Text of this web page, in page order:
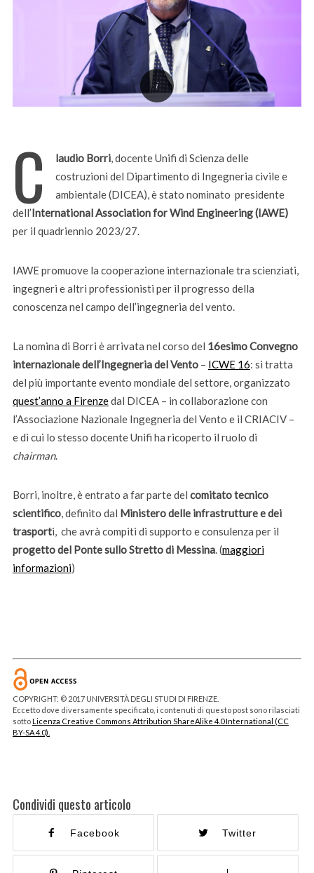
C laudio Borri, docente Unifi di Scienza delle
costruzioni del Dipartimento di Ingegneria civile e
ambientale (DICEA), è stato nominato presidente
dell’International Association for Wind Engineering (IAWE)
per il quadriennio 2023/27.
IAWE promuove la cooperazione internazionale tra scienziati,
ingegneri e altri professionisti per il progresso della
conoscenza nel campo dell’ingegneria del vento.
La nomina di Borri è arrivata nel corso del 16esimo Convegno
internazionale dell’Ingegneria del Vento– ICWE 16: si tratta
del più importante evento mondiale del settore, organizzato
quest’anno a Firenzedal DICEA – in collaborazione con
l’Associazione Nazionale Ingegneria del Vento e il CRIACIV –
e di cui lo stesso docente Unifi ha ricoperto il ruolo di
chairman.
Borri, inoltre, è entrato a far parte del comitato tecnico
scientifico, definito dal Ministero delle infrastrutture e dei
trasporti, che avrà compiti di supporto e consulenza per il
progetto del Ponte sullo Stretto di Messina. (maggiori
informazioni)
COPYRIGHT: © 2017 UNIVERSITÀ DEGLI STUDI DI FIRENZE.
Eccetto dove diversamente specificato, i contenuti di questo post sono rilasciati
sottoLicenza Creative Commons Attribution ShareAlike 4.0 International (CC
BY-SA 4.0).
Condividi questo articolo
Facebook Twitter